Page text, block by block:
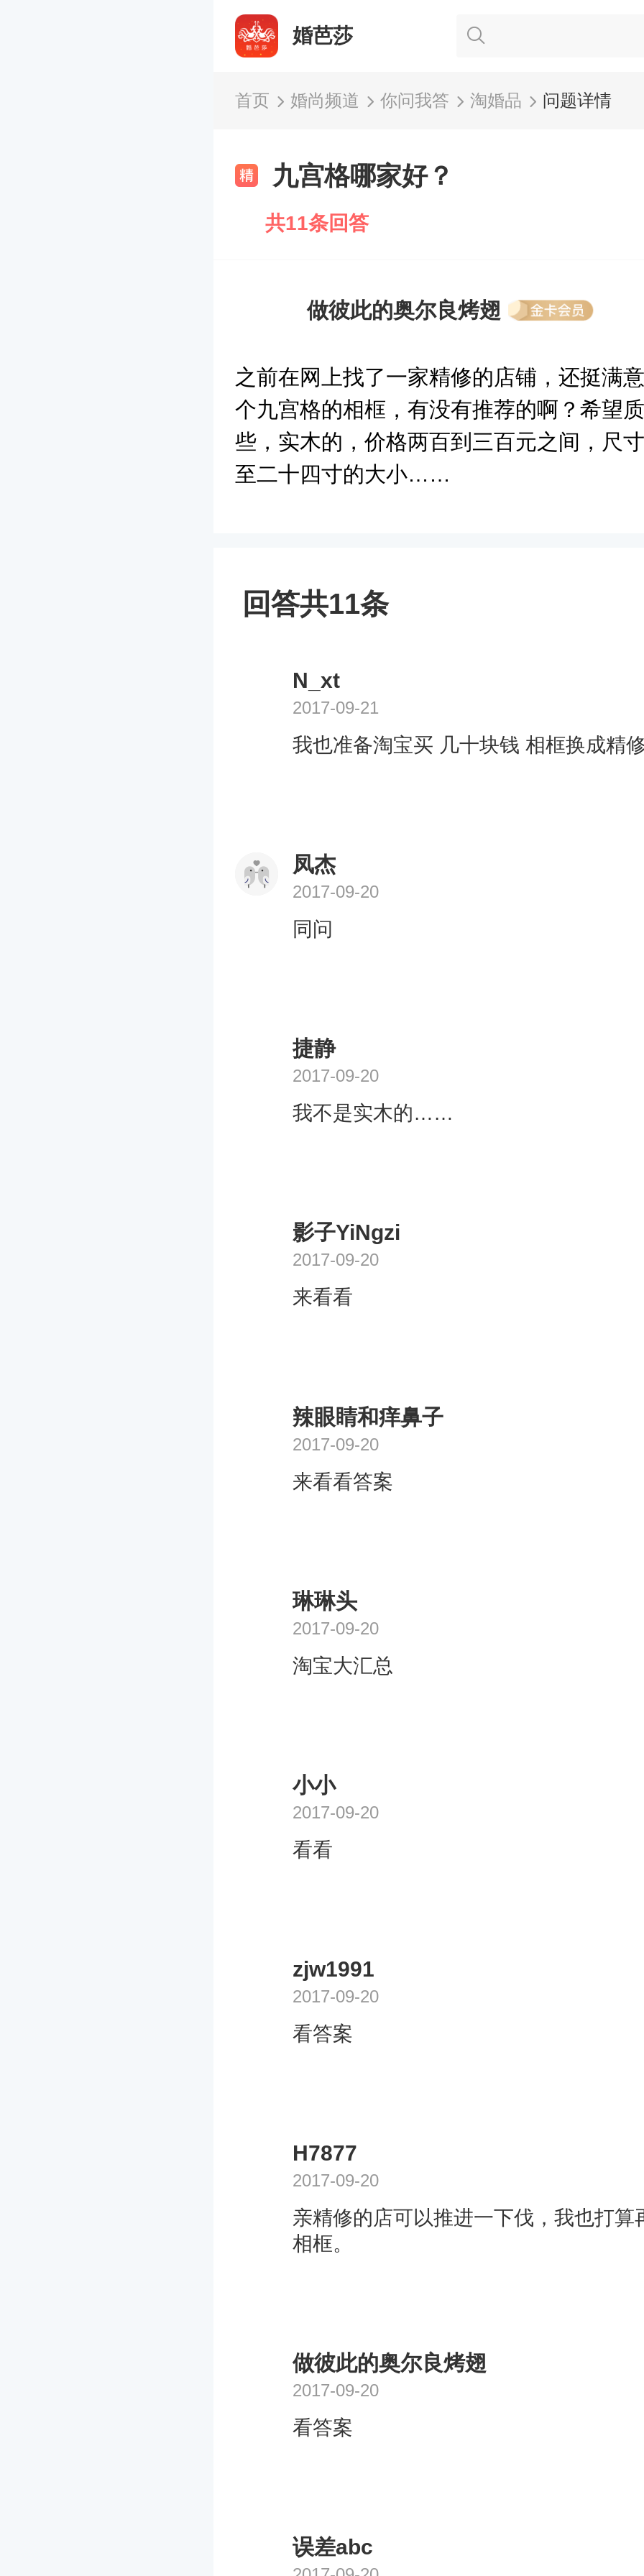
婚芭莎
首页 婚尚频道 你问我答 淘婚品 问题详情
九宫格哪家好？
共11条回答
做彼此的奥尔良烤翅
之前在网上找了一家精修的店铺，还挺满
个九宫格的相框，有没有推荐的啊？希望
些，实木的，价格两百到三百元之间，尺
至二十四寸的大小……
回答共11条
N_xt
2017-09-21
我也准备淘宝买 几十块钱 相框换成精
凤杰
2017-09-20
同问
捷静
2017-09-20
我不是实木的……
影子YiNgzi
2017-09-20
来看看
辣眼睛和痒鼻子
2017-09-20
来看看答案
琳琳头
2017-09-20
淘宝大汇总
小小
2017-09-20
看看
zjw1991
2017-09-20
看答案
H7877
2017-09-20
亲精修的店可以推进一下伐，我也打算
相框。
做彼此的奥尔良烤翅
2017-09-20
看答案
误差abc